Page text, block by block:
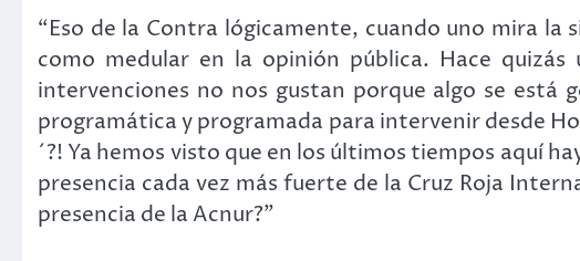
“Eso de la Contra lógicamente, cuando uno mira
como medular en la opinión pública. Hace
intervenciones no nos gustan porque algo se está
programática y programada para intervenir desde
´?! Ya hemos visto que en los últimos tiempos aquí
presencia cada vez más fuerte de la Cruz Roja
presencia de la Acnur?”